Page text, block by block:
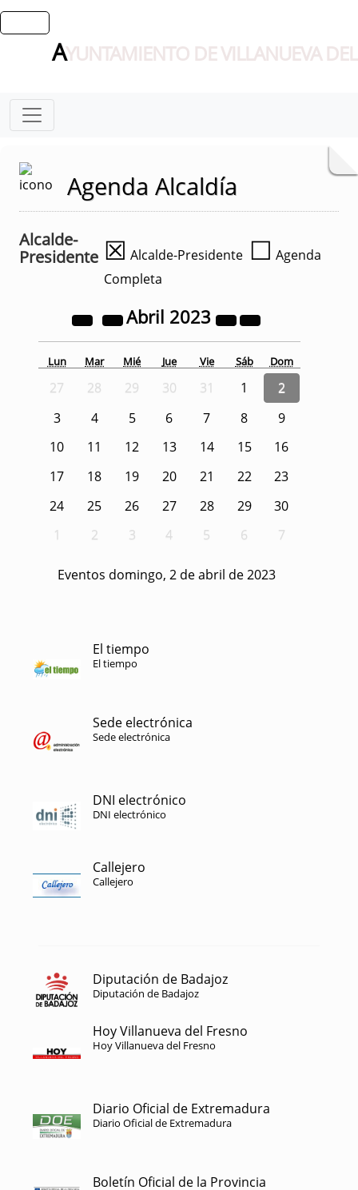
AYUNTAMIENTO DE VILLANUEVA
Agenda Alcaldía
Alcalde-
Presidente ☒ Alcalde-Presidente ☐ Agenda
Completa
Abril 2023
Lun Mar Mié Jue Vie Sáb Dom
27 28 29 30 31 1
2
3
4 5 6 7 8
9
10
11 12 13 14 15
16
17
18 19 20 21 22
23
24
25 26 27 28 29
30
1
2 3 4 5 6 7
Eventos domingo, 2 de abril de 2023
El tiempo
El tiempo
Sede electrónica
Sede electrónica
DNI electrónico
DNI electrónico
Callejero
Callejero
Diputación de Badajoz
Diputación de Badajoz
Hoy Villanueva del Fresno
Hoy Villanueva del Fresno
Diario Oficial de Extremadura
Diario Oficial de Extremadura
Boletín Oficial de la Provincia